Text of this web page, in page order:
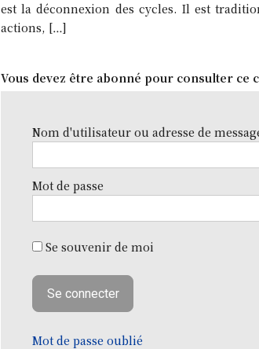
est la déconnexion des cycles. Il est
actions, […]
Vous devez être abonné pour consulter ce
Nom d'utilisateur ou adresse de
Mot de passe
Se souvenir de moi
Mot de passe oublié